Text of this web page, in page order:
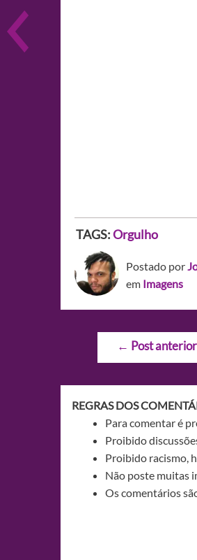
TAGS:Orgulho
Postado por
em Imagens
Navegação
← Post anterior
REGRAS DOS
Para comentar é
Proibido
Proibido racismo,
Não poste muitas
Os comentários